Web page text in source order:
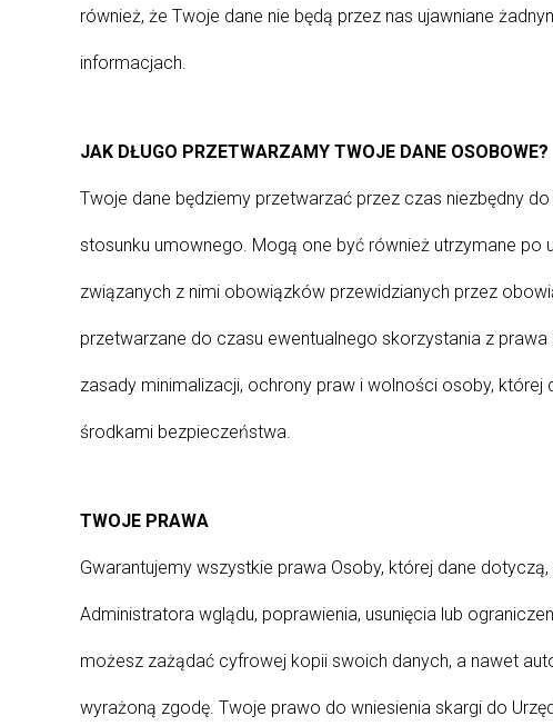
również, że Twoje dane nie będą przez nas ujawniane
informacjach.
JAK DŁUGO PRZETWARZAMY TWOJE DANE OSOBOWE?
Twoje dane będziemy przetwarzać przez czas niezbędny
stosunku umownego. Mogą one być również utrzymane po
związanych z nimi obowiązków przewidzianych przez
przetwarzane do czasu ewentualnego skorzystania z
zasady minimalizacji, ochrony praw i wolności osoby,
środkami bezpieczeństwa.
TWOJE PRAWA
Gwarantujemy wszystkie prawa Osoby, której dane
Administratora wglądu, poprawienia, usunięcia lub
możesz zażądać cyfrowej kopii swoich danych, a nawet
wyrażoną zgodę. Twoje prawo do wniesienia skargi do